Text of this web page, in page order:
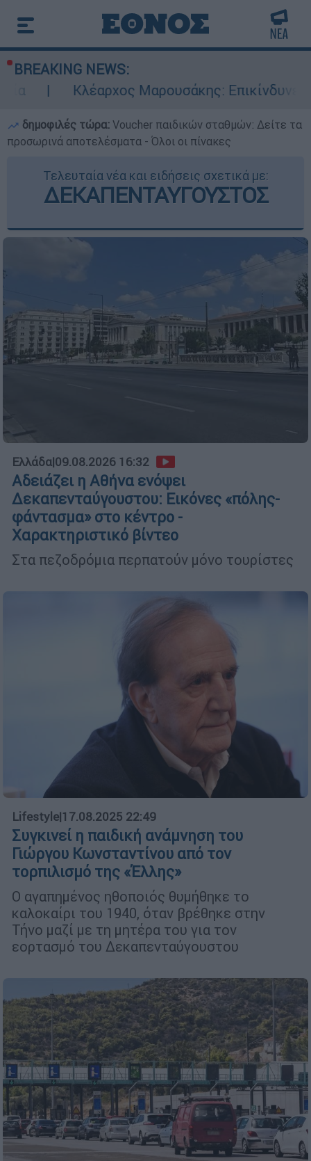
BREAKING NEWS:
Μαρουσάκης: Επικίνδυνες οι
δημοφιλές τώρα: Voucher παιδικών σταθμών: Δείτε τα
προσωρινά αποτελέσματα - Όλοι οι πίνακες
Τελευταία νέα και ειδήσεις σχετικά με:
ΔΕΚΑΠΕΝΤΑΥΓΟΥΣΤΟΣ
Ελλάδα|09.08.2026 16:32
Αδειάζει η Αθήνα ενόψει
Δεκαπενταύγουστου: Εικόνες «πόλης-
φάντασμα» στο κέντρο -
Χαρακτηριστικό βίντεο
Στα πεζοδρόμια περπατούν μόνο τουρίστες
Lifestyle|17.08.2025 22:49
Συγκινεί η παιδική ανάμνηση του
Γιώργου Κωνσταντίνου από τον
τορπιλισμό της «Έλλης»
Ο αγαπημένος ηθοποιός θυμήθηκε το
καλοκαίρι του 1940, όταν βρέθηκε στην
Τήνο μαζί με τη μητέρα του για τον
εορτασμό του Δεκαπενταύγουστου